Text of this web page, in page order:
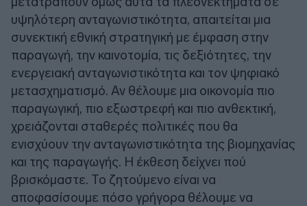
υψηλότερη ανταγωνιστικότητα, απαιτείται μια
συνεκτική εθνική στρατηγική με έμφαση στην
παραγωγή, την καινοτομία, τις δεξιότητες, την
ενεργειακή ανταγωνιστικότητα και τον ψηφιακό
μετασχηματισμό. Αν θέλουμε μια οικονομία πιο
παραγωγική, πιο εξωστρεφή και πιο ανθεκτική,
χρειάζονται σταθερές πολιτικές που θα
ενισχύουν την ανταγωνιστικότητα της βιομηχανίας
και της παραγωγής. Η έκθεση δείχνει πού
βρισκόμαστε. Το ζητούμενο είναι να
αποφασίσουμε πόσο γρήγορα θέλουμε να